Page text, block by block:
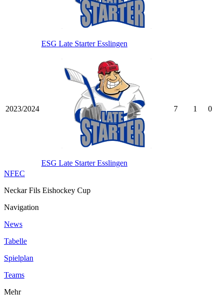
ESG Late Starter Esslingen
2023/2024
ESG Late Starter Esslingen
7 1 0
NFEC
Neckar Fils Eishockey Cup
Navigation
News
Tabelle
Spielplan
Teams
Mehr